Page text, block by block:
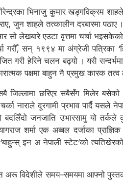
भिनाजु कुमार खड्गविक्रम शाहले
जुन शाहले तत्कालीन दरबारमा
सो लेखबारे एउटा वृत्तमा चर्चा
सन् १९९४ मा अंग्रेजी पत्रिका
गरी हेरिने चलन बढ्यो । यसै
पक्षमा बाहुन नै प्रमुख कारक तत्व
छरिएर सबैसँग मिलेर बसेको
नाराले दूरगामी प्रभाव पार्दै
जनजाति उभारसामु यो
शर्मा एक अब्बल दर्जाका
इन अ नेपाली स्टेट’को
अरू विदेशीले समय–समयमा आफ्नो